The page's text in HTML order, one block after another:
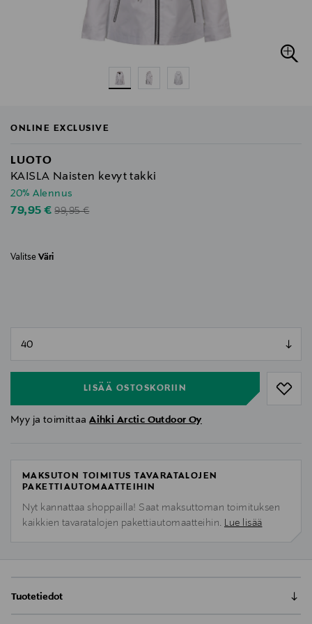
ONLINE EXCLUSIVE
LUOTO
KAISLA Naisten kevyt takki
20% Alennus
Discounted Price
79,95 €Original Price
99,95 €
Valitse Väri
LISÄÄ OSTOSKORIIN
Myy ja toimittaaAihki Arctic Outdoor Oy
MAKSUTON TOIMITUS TAVARATALOJEN
PAKETTIAUTOMAATTEIHIN
Nyt kannattaa shoppailla! Saat maksuttoman toimituksen
kaikkien tavaratalojen pakettiautomaatteihin. Lue lisää
Tuotetiedot